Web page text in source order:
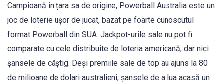
Campioană în țara sa de origine, Powerball Australia este un
joc de loterie ușor de jucat, bazat pe foarte cunoscutul
format Powerball din SUA. Jackpot-urile sale nu pot fi
comparate cu cele distribuite de loteria americană, dar nici
șansele de câștig. Deși premiile sale de top au ajuns la 80
de milioane de dolari australieni, șansele de a lua acasă un